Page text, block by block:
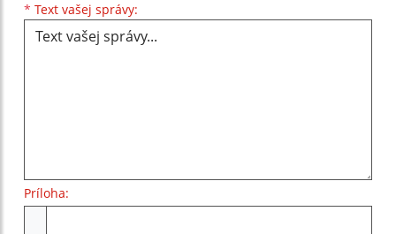
* Text vašej správy:
Príloha: